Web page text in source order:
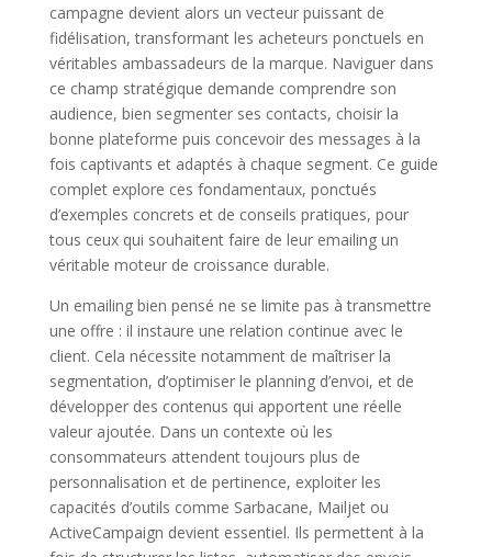
campagne devient alors un vecteur puissant de
fidélisation, transformant les acheteurs ponctuels en
véritables ambassadeurs de la marque. Naviguer dans
ce champ stratégique demande comprendre son
audience, bien segmenter ses contacts, choisir la
bonne plateforme puis concevoir des messages à la
fois captivants et adaptés à chaque segment. Ce guide
complet explore ces fondamentaux, ponctués
d’exemples concrets et de conseils pratiques, pour
tous ceux qui souhaitent faire de leur emailing un
véritable moteur de croissance durable.
Un emailing bien pensé ne se limite pas à transmettre
une offre : il instaure une relation continue avec le
client. Cela nécessite notamment de maîtriser la
segmentation, d’optimiser le planning d’envoi, et de
développer des contenus qui apportent une réelle
valeur ajoutée. Dans un contexte où les
consommateurs attendent toujours plus de
personnalisation et de pertinence, exploiter les
capacités d’outils comme Sarbacane, Mailjet ou
ActiveCampaign devient essentiel. Ils permettent à la